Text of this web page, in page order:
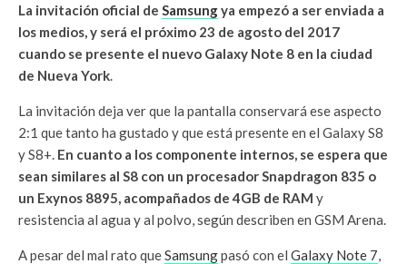
La invitación oficial de Samsungya empezó a ser enviada a
los medios, y será el próximo 23 de agosto del 2017
cuando se presente el nuevo Galaxy Note 8 en la ciudad
de Nueva York
La invitación deja ver que la pantalla conservará ese aspecto
2:1 que tanto ha gustado y que está presente en el Galaxy S8
y S8+. En cuanto a los componente internos, se espera que
sean similares al S8 con un procesador Snapdragon 835 o
un Exynos 8895, acompañados de 4GB de RAM y
resistencia al agua y al polvo, según describen en GSM Arena.
A pesar del mal rato queSamsungpasó con el Galaxy Note 7